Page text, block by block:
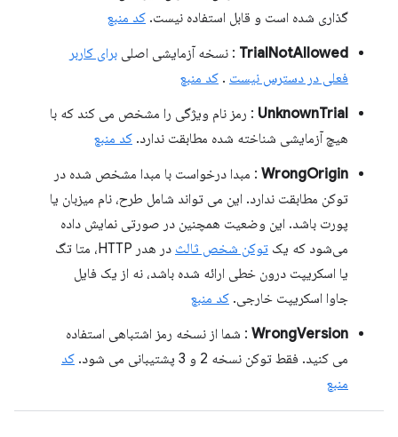
گذاری شده است و قابل استفاده نیست. کد منبع
TrialNotAllowed : نسخه آزمایشی اصلی برای کاربر
فعلی در دسترس نیست . کد منبع
UnknownTrial : رمز نام ویژگی را مشخص می کند که با
هیچ آزمایشی شناخته شده مطابقت ندارد. کد منبع
WrongOrigin : مبدا درخواست با مبدا مشخص شده در
توکن مطابقت ندارد. این می تواند شامل طرح، نام میزبان یا
پورت باشد. این وضعیت همچنین در صورتی نمایش داده
می‌شود که یک توکن شخص ثالث
در هدر HTTP، متا تگ
یا اسکریپت درون خطی ارائه شده باشد، نه از یک فایل
جاوا اسکریپت خارجی. کد منبع
WrongVersion : شما از نسخه رمز اشتباهی استفاده
می کنید. فقط توکن نسخه 2 و 3 پشتیبانی می شود.
کد
منبع